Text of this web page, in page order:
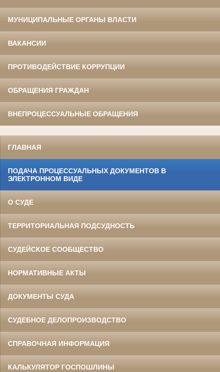
МУНИЦИПАЛЬНЫЕ ОРГАНЫ ВЛАСТИ
ВАКАНСИИ
ПРОТИВОДЕЙСТВИЕ КОРРУПЦИИ
ОБРАЩЕНИЯ ГРАЖДАН
ВНЕПРОЦЕССУАЛЬНЫЕ ОБРАЩЕНИЯ
ГЛАВНАЯ
ПОДАЧА ПРОЦЕССУАЛЬНЫХ ДОКУМЕНТОВ В
ЭЛЕКТРОННОМ ВИДЕ
О СУДЕ
ТЕРРИТОРИАЛЬНАЯ ПОДСУДНОСТЬ
СУДЕЙСКОЕ СООБЩЕСТВО
НОРМАТИВНЫЕ АКТЫ
ДОКУМЕНТЫ СУДА
СУДЕБНОЕ ДЕЛОПРОИЗВОДСТВО
СПРАВОЧНАЯ ИНФОРМАЦИЯ
КАЛЬКУЛЯТОР ГОСПОШЛИНЫ